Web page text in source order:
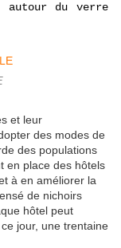
autour du verre
et leur
des modes de
des populations
en place des hôtels
à en améliorer la
de nichoirs
hôtel peut
jour, une trentaine